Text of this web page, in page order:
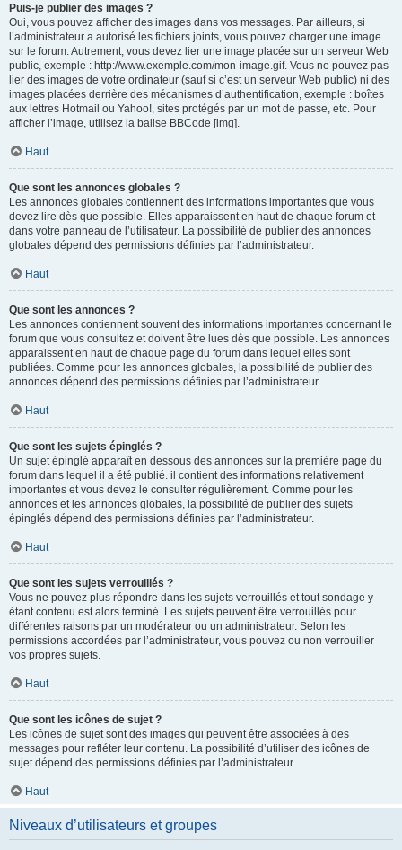
Puis-je publier des images ?
Oui, vous pouvez afficher des images dans vos messages. Par ailleurs, si
l’administrateur a autorisé les fichiers joints, vous pouvez charger une image
sur le forum. Autrement, vous devez lier une image placée sur un serveur Web
public, exemple : http://www.exemple.com/mon-image.gif. Vous ne pouvez pas
lier des images de votre ordinateur (sauf si c’est un serveur Web public) ni des
images placées derrière des mécanismes d’authentification, exemple : boîtes
aux lettres Hotmail ou Yahoo!, sites protégés par un mot de passe, etc. Pour
afficher l’image, utilisez la balise BBCode [img].
Haut
Que sont les annonces globales ?
Les annonces globales contiennent des informations importantes que vous
devez lire dès que possible. Elles apparaissent en haut de chaque forum et
dans votre panneau de l’utilisateur. La possibilité de publier des annonces
globales dépend des permissions définies par l’administrateur.
Haut
Que sont les annonces ?
Les annonces contiennent souvent des informations importantes concernant le
forum que vous consultez et doivent être lues dès que possible. Les annonces
apparaissent en haut de chaque page du forum dans lequel elles sont
publiées. Comme pour les annonces globales, la possibilité de publier des
annonces dépend des permissions définies par l’administrateur.
Haut
Que sont les sujets épinglés ?
Un sujet épinglé apparaît en dessous des annonces sur la première page du
forum dans lequel il a été publié. il contient des informations relativement
importantes et vous devez le consulter régulièrement. Comme pour les
annonces et les annonces globales, la possibilité de publier des sujets
épinglés dépend des permissions définies par l’administrateur.
Haut
Que sont les sujets verrouillés ?
Vous ne pouvez plus répondre dans les sujets verrouillés et tout sondage y
étant contenu est alors terminé. Les sujets peuvent être verrouillés pour
différentes raisons par un modérateur ou un administrateur. Selon les
permissions accordées par l’administrateur, vous pouvez ou non verrouiller
vos propres sujets.
Haut
Que sont les icônes de sujet ?
Les icônes de sujet sont des images qui peuvent être associées à des
messages pour refléter leur contenu. La possibilité d’utiliser des icônes de
sujet dépend des permissions définies par l’administrateur.
Haut
Niveaux d’utilisateurs et groupes